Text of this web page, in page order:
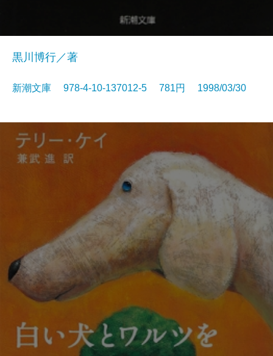
黒川博行／著
新潮文庫 978-4-10-137012-5 781円 1998/03/30